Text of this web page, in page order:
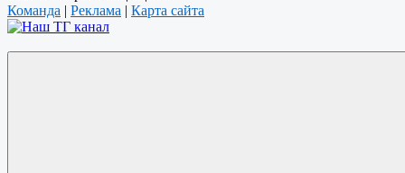
Команда | Реклама | Карта сайта